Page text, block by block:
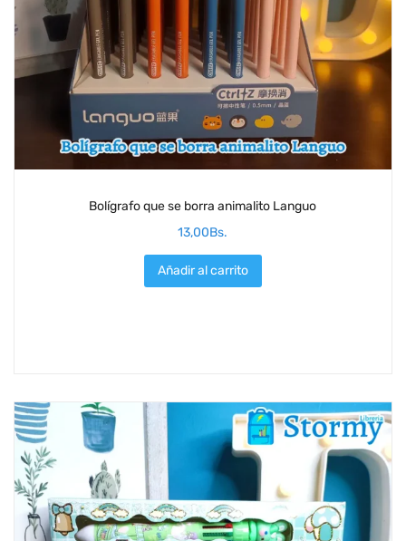
Bolígrafo que se borra animalito Languo
13,00Bs.
Añadir al carrito